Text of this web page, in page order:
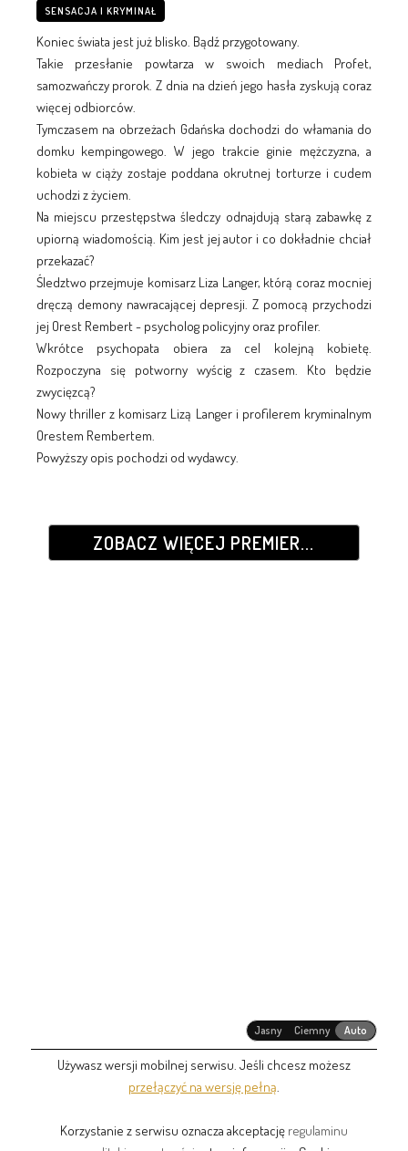
SENSACJA I KRYMINAŁ
Koniec świata jest już blisko. Bądź przygotowany.
Takie przesłanie powtarza w swoich mediach Profet,
samozwańczy prorok. Z dnia na dzień jego hasła zyskują coraz
więcej odbiorców.
Tymczasem na obrzeżach Gdańska dochodzi do włamania do
domku kempingowego. W jego trakcie ginie mężczyzna, a
kobieta w ciąży zostaje poddana okrutnej torturze i cudem
uchodzi z życiem.
Na miejscu przestępstwa śledczy odnajdują starą zabawkę z
upiorną wiadomością. Kim jest jej autor i co dokładnie chciał
przekazać?
Śledztwo przejmuje komisarz Liza Langer, którą coraz mocniej
dręczą demony nawracającej depresji. Z pomocą przychodzi
jej Orest Rembert - psycholog policyjny oraz profiler.
Wkrótce psychopata obiera za cel kolejną kobietę.
Rozpoczyna się potworny wyścig z czasem. Kto będzie
zwycięzcą?
Nowy thriller z komisarz Lizą Langer i profilerem kryminalnym
Orestem Rembertem.
Powyższy opis pochodzi od wydawcy.
ZOBACZ WIĘCEJ PREMIER...
Jasny Ciemny Auto
Używasz wersji mobilnej serwisu. Jeśli chcesz możesz
przełączyć na wersję pełną
Korzystanie z serwisu oznacza akceptację regulaminu